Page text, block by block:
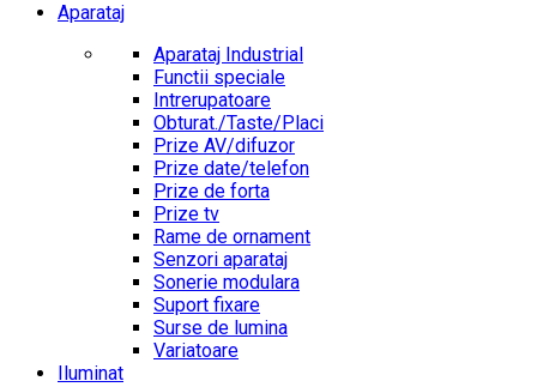
Aparataj
Aparataj Industrial
Functii speciale
Intrerupatoare
Obturat./Taste/Placi
Prize AV/difuzor
Prize date/telefon
Prize de forta
Prize tv
Rame de ornament
Senzori aparataj
Sonerie modulara
Suport fixare
Surse de lumina
Variatoare
Iluminat